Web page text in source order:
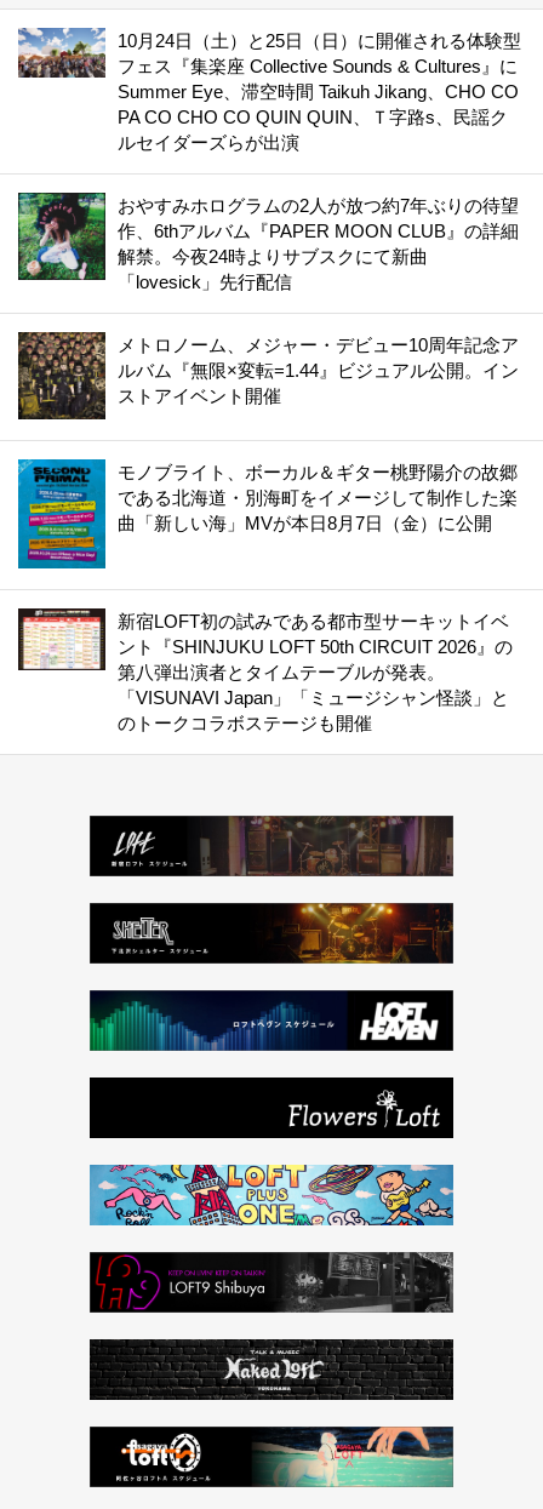
10月24日（土）と25日（日）に開催される体験型
フェス『集楽座 Collective Sounds & Cultures』に
Summer Eye、滞空時間 Taikuh Jikang、CHO CO
PA CO CHO CO QUIN QUIN、Ｔ字路s、民謡ク
ルセイダーズらが出演
おやすみホログラムの2人が放つ約7年ぶりの待望
作、6thアルバム『PAPER MOON CLUB』の詳細
解禁。今夜24時よりサブスクにて新曲
「lovesick」先行配信
メトロノーム、メジャー・デビュー10周年記念ア
ルバム『無限×変転=1.44』ビジュアル公開。イン
ストアイベント開催
モノブライト、ボーカル＆ギター桃野陽介の故郷
である北海道・別海町をイメージして制作した楽
曲「新しい海」MVが本日8月7日（金）に公開
新宿LOFT初の試みである都市型サーキットイベ
ント『SHINJUKU LOFT 50th CIRCUIT 2026』の
第八弾出演者とタイムテーブルが発表。
「VISUNAVI Japan」「ミュージシャン怪談」と
のトークコラボステージも開催